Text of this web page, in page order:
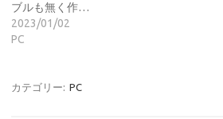
ブルも無く作…
2023/01/02
PC
カテゴリー: PC